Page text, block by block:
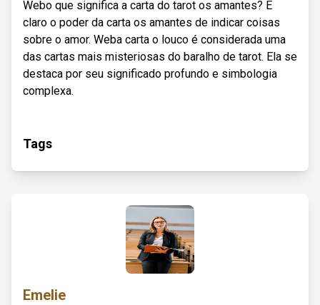
Webo que significa a carta do tarot os amantes? É
claro o poder da carta os amantes de indicar coisas
sobre o amor. Weba carta o louco é considerada uma
das cartas mais misteriosas do baralho de tarot. Ela se
destaca por seu significado profundo e simbologia
complexa.
Tags
Emelie